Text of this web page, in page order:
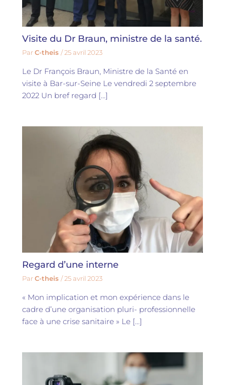
Visite du Dr Braun, ministre de la santé.
ParC-theis/25 avril 2023
Le Dr François Braun, Ministre de la Santé en
visite à Bar-sur-Seine Le vendredi 2 septembre
2022 Un bref regard […]
Regard d’une interne
ParC-theis/25 avril 2023
« Mon implication et mon expérience dans le
cadre d’une organisation pluri- professionnelle
face à une crise sanitaire » Le […]